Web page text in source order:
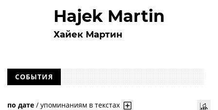
Hajek Martin
Хайек Мартин
СОБЫТИЯ
по дате / упоминаниям в текстах